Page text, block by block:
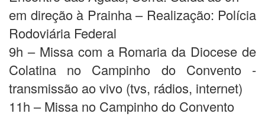
em direção à Prainha – Realização: Polícia
Rodoviária Federal
9h – Missa com a Romaria da Diocese de
Colatina no Campinho do Convento -
transmissão ao vivo (tvs, rádios, internet)
11h – Missa no Campinho do Convento